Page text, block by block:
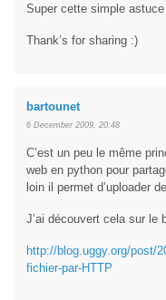
Super cette simple astuce
Thank’s for sharing :)
bartounet
6 December 2009, 20:48
C’est un peu le même
web en python pour
loin il permet d’uploader
J’ai découvert cela sur le
http://blog.uggy.org/post/
fichier-par-HTTP